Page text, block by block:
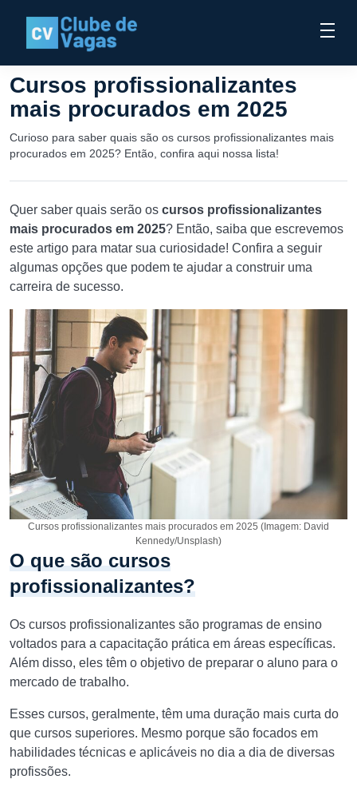
Cursos profissionalizantes
mais procurados em 2025
Curioso para saber quais são os cursos profissionalizantes mais
procurados em 2025? Então, confira aqui nossa lista!
Quer saber quais serão os cursos profissionalizantes
mais procurados em 2025? Então, saiba que escrevemos
este artigo para matar sua curiosidade! Confira a seguir
algumas opções que podem te ajudar a construir uma
carreira de sucesso.
Cursos profissionalizantes mais procurados em 2025 (Imagem: David
Kennedy/Unsplash)
O que são cursos
profissionalizantes?
Os cursos profissionalizantes são programas de ensino
voltados para a capacitação prática em áreas específicas.
Além disso, eles têm o objetivo de preparar o aluno para o
mercado de trabalho.
Esses cursos, geralmente, têm uma duração mais curta do
que cursos superiores. Mesmo porque são focados em
habilidades técnicas e aplicáveis no dia a dia de diversas
profissões.